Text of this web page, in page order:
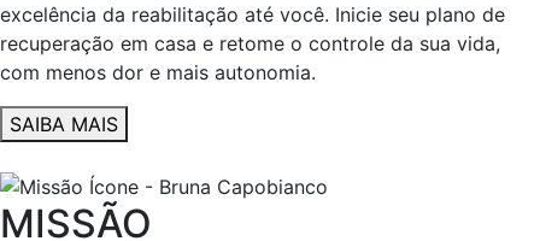
excelência da reabilitação até você. Inicie seu plano de
recuperação em casa e retome o controle da sua vida,
com menos dor e mais autonomia.
SAIBA MAIS
MISSÃO